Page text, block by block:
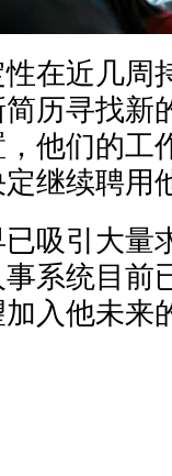
在近几周
历寻找新
他们的工
继续聘用
吸引大量
系统目前
入他未来